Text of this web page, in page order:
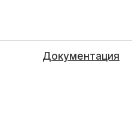
Документация